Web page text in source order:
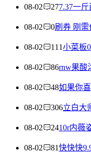
08-02 277.37一
08-02 0刷券 刚
08-02 111小菜板
08-02 86rnw果酸
08-02 48如果你
08-02 306立白大
08-02 2410r内薇
08-02 81快快快